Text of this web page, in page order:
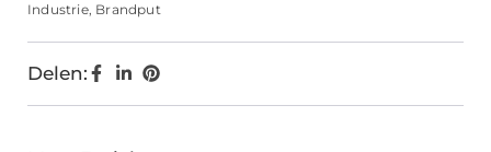
Industrie, Brandput
Delen: